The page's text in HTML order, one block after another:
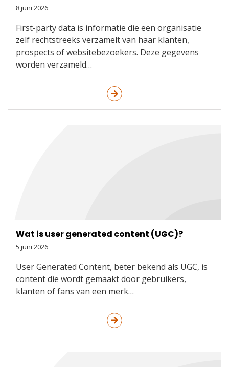
8 juni 2026
First-party data is informatie die een organisatie
zelf rechtstreeks verzamelt van haar klanten,
prospects of websitebezoekers. Deze gegevens
worden verzameld…
Wat is user generated content (UGC)?
5 juni 2026
User Generated Content, beter bekend als UGC, is
content die wordt gemaakt door gebruikers,
klanten of fans van een merk…